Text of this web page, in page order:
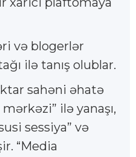
və blogerlər
ilə tanış olublar.
sahəni əhatə
ilə yanaşı,
sessiya” və
“Media